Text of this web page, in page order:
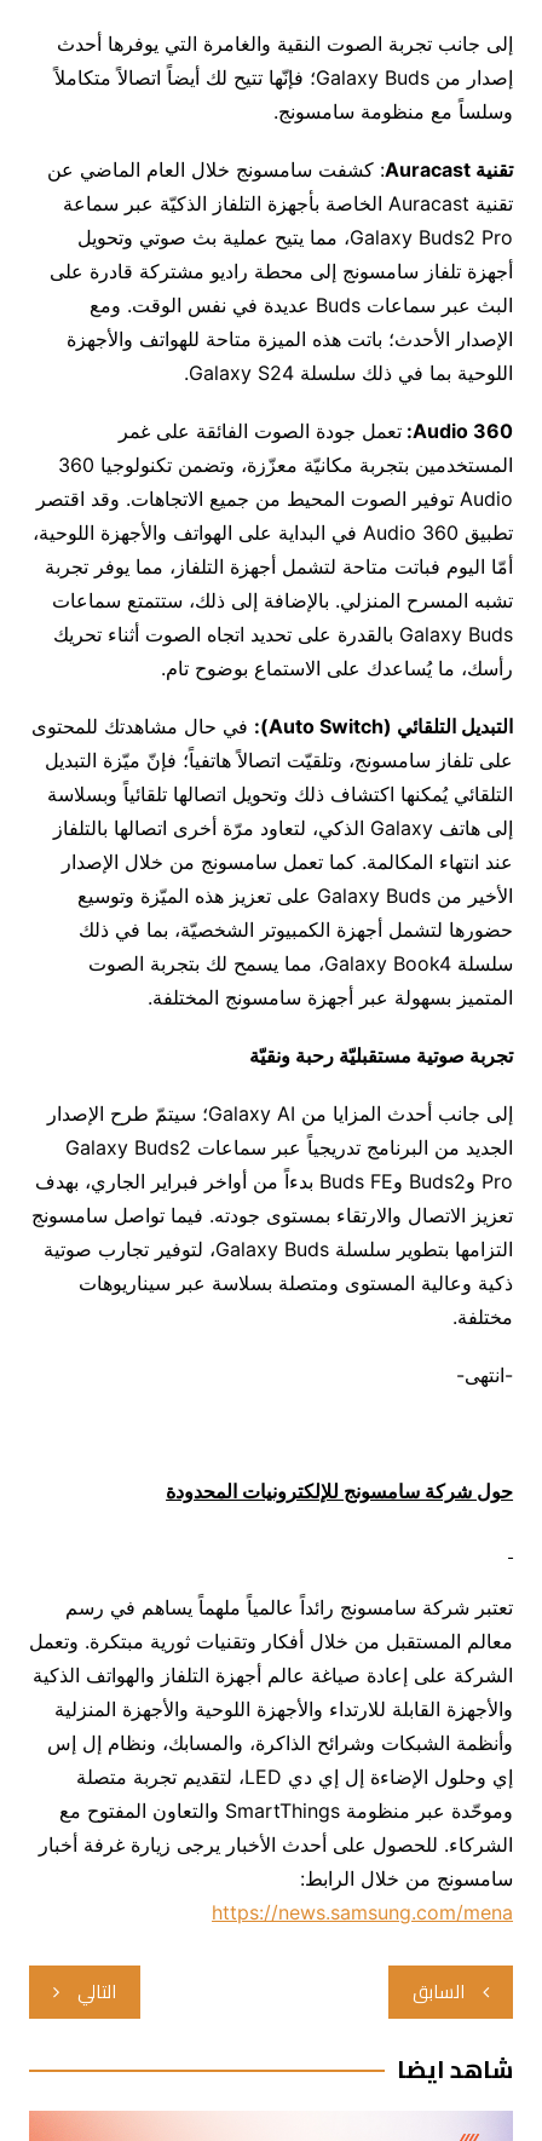
إلى جانب تجربة الصوت النقية والغامرة التي يوفرها أحدث
إصدار من Galaxy Buds؛ فإنّها تتيح لك أيضاً اتصالاً متكاملاً
وسلساً مع منظومة سامسونج.
تقنية Auracast: كشفت سامسونج خلال العام الماضي عن
تقنية Auracast الخاصة بأجهزة التلفاز الذكيّة عبر سماعة
Galaxy Buds2 Pro، مما يتيح عملية بث صوتي وتحويل
أجهزة تلفاز سامسونج إلى محطة راديو مشتركة قادرة على
البث عبر سماعات Buds عديدة في نفس الوقت. ومع
الإصدار الأحدث؛ باتت هذه الميزة متاحة للهواتف والأجهزة
اللوحية بما في ذلك سلسلة Galaxy S24.
Audio 360
: تعمل جودة الصوت الفائقة على غمر
المستخدمين بتجربة مكانيّة معزّزة، وتضمن تكنولوجيا 360
Audio توفير الصوت المحيط من جميع الاتجاهات. وقد اقتصر
تطبيق 360 Audio في البداية على الهواتف والأجهزة اللوحية،
أمّا اليوم فباتت متاحة لتشمل أجهزة التلفاز، مما يوفر تجربة
تشبه المسرح المنزلي. بالإضافة إلى ذلك، ستتمتع سماعات
Galaxy Buds بالقدرة على تحديد اتجاه الصوت أثناء تحريك
رأسك، ما يُساعدك على الاستماع بوضوح تام.
التبديل التلقائي (Auto Switch
)
: في حال مشاهدتك للمحتوى
على تلفاز سامسونج، وتلقيّت اتصالاً هاتفياً؛ فإنّ ميّزة التبديل
التلقائي يُمكنها اكتشاف ذلك وتحويل اتصالها تلقائياً وبسلاسة
إلى هاتف Galaxy الذكي، لتعاود مرّة أخرى اتصالها بالتلفاز
عند انتهاء المكالمة. كما تعمل سامسونج من خلال الإصدار
الأخير من Galaxy Buds على تعزيز هذه الميّزة وتوسيع
حضورها لتشمل أجهزة الكمبيوتر الشخصيّة، بما في ذلك
سلسلة Galaxy Book4، مما يسمح لك بتجربة الصوت
المتميز بسهولة عبر أجهزة سامسونج المختلفة.
تجربة صوتية مستقبليّة رحبة ونقيّة
إلى جانب أحدث المزايا من Galaxy AI؛ سيتمّ طرح الإصدار
الجديد من البرنامج تدريجياً عبر سماعات Galaxy Buds2
Pro وBuds2 وBuds FE بدءاً من أواخر فبراير الجاري، بهدف
تعزيز الاتصال والارتقاء بمستوى جودته. فيما تواصل سامسونج
التزامها بتطوير سلسلة Galaxy Buds، لتوفير تجارب صوتية
ذكية وعالية المستوى ومتصلة بسلاسة عبر سيناريوهات
مختلفة.
-انتهى-
حول شركة سامسونج للإلكترونيات المحدودة
تعتبر شركة سامسونج رائداً عالمياً ملهماً يساهم في رسم
معالم المستقبل من خلال أفكار وتقنيات ثورية مبتكرة. وتعمل
الشركة على إعادة صياغة عالم أجهزة التلفاز والهواتف الذكية
والأجهزة القابلة للارتداء والأجهزة اللوحية والأجهزة المنزلية
وأنظمة الشبكات وشرائح الذاكرة، والمسابك، ونظام إل إس
إي وحلول الإضاءة إل إي دي LED، لتقديم تجربة متصلة
وموحّدة عبر منظومة SmartThings والتعاون المفتوح مع
الشركاء. للحصول على أحدث الأخبار يرجى زيارة غرفة أخبار
سامسونج من خلال الرابط:
https://news.samsung.com/mena
تصفّح
المقالات
السابق التالي
شاهد ايضا